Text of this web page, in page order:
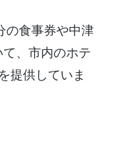
の食事券や中津
、市内のホテ
提供していま